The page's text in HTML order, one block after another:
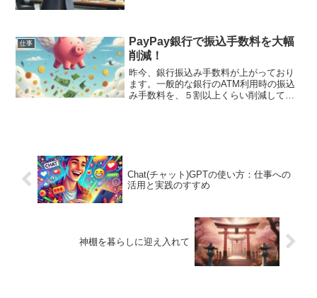
仕事
PayPay銀行で振込手数料を大幅
削減！
昨今、銀行振込み手数料が上がっており
ます。一般的な銀行のATM利用時の振込
み手数料を、５割以上くらい削減してく
Chat(チャット)GPTの使い方：仕事への
活用と実践のすすめ
神棚を暮らしに迎え入れて